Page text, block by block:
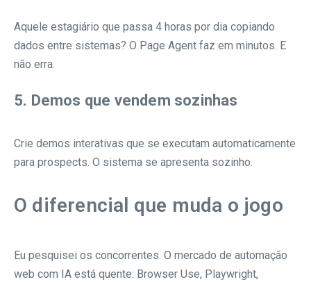
Aquele estagiário que passa 4 horas por dia copiando
dados entre sistemas? O Page Agent faz em minutos. E
não erra.
5. Demos que vendem sozinhas
Crie demos interativas que se executam automaticamente
para prospects. O sistema se apresenta sozinho.
O diferencial que muda o jogo
Eu pesquisei os concorrentes. O mercado de automação
web com IA está quente: Browser Use, Playwright,